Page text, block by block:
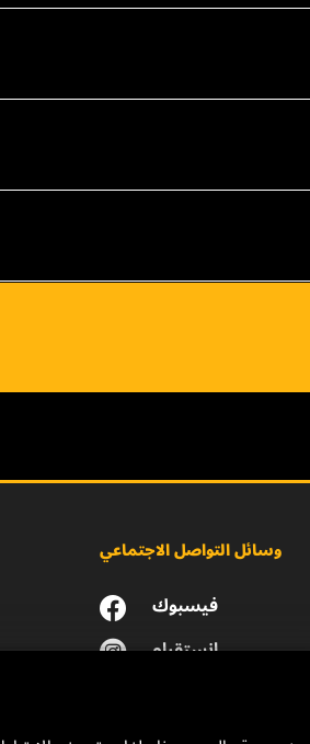
وسائل التواصل الاجتماعي
فيسبوك
انستقرام